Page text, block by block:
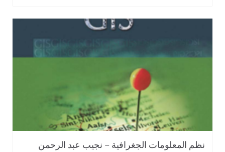
نظم المعلومات الجغرافية – نجيب عبد الرحمن